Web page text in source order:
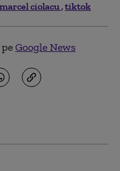
marcel ciolacu tiktok
Google News